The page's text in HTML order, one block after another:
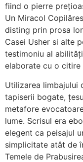
fiind o pierre
Un Miracol
disting prin prosa
Casei Usher si alte
testimoniu al
elaborate cu o
Utilizarea limbajului
tapiserii bogate,
metafore
lume. Scrisul era
elegent ca peisajul
simplicitate atât de
Temele de